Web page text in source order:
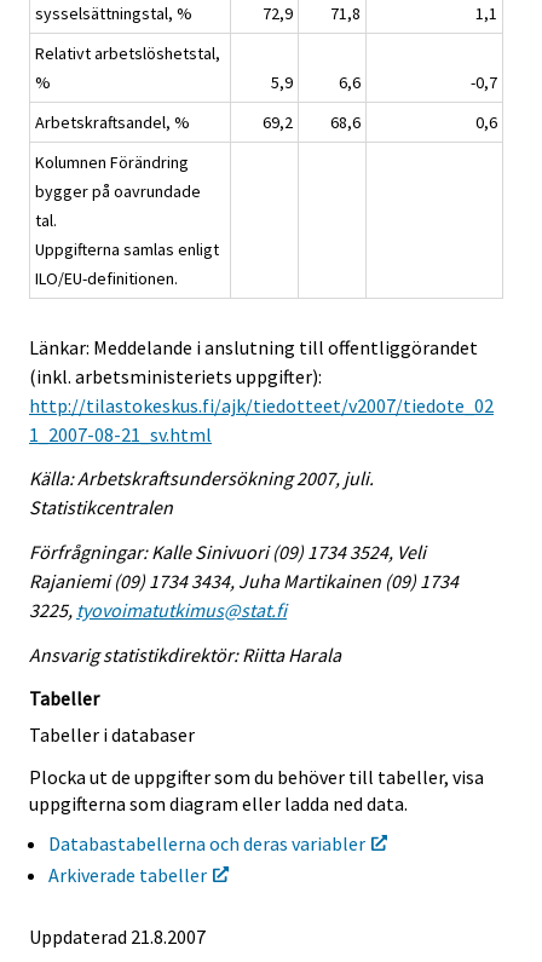
sysselsättningstal, % 72,9 71,8
1,1
Relativt arbetslöshetstal,
%
5,9 6,6
-0,7
Arbetskraftsandel, %
69,2 68,6
0,6
Kolumnen Förändring
bygger på oavrundade
tal.
Uppgifterna samlas enligt
ILO/EU-definitionen.
Länkar: Meddelande i anslutning till offentliggörandet
(inkl. arbetsministeriets uppgifter):
http://tilastokeskus.fi/ajk/tiedotteet/v2007/tiedote_02
1_2007-08-21_sv.html
Källa: Arbetskraftsundersökning 2007, juli.
Statistikcentralen
Förfrågningar: Kalle Sinivuori (09) 1734 3524, Veli
Rajaniemi (09) 1734 3434, Juha Martikainen (09) 1734
3225, tyovoimatutkimus@stat.fi
Ansvarig statistikdirektör: Riitta Harala
Tabeller
Tabeller i databaser
Plocka ut de uppgifter som du behöver till tabeller, visa
uppgifterna som diagram eller ladda ned data.
Databastabellerna och deras variabler
Arkiverade tabeller
Uppdaterad 21.8.2007